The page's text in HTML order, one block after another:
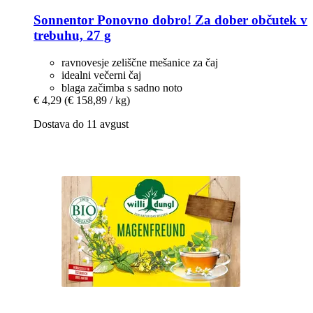
Sonnentor Ponovno dobro! Za dober občutek v
trebuhu, 27 g
ravnovesje zeliščne mešanice za čaj
idealni večerni čaj
blaga začimba s sadno noto
€ 4,29 (€ 158,89 / kg)
Dostava do 11 avgust